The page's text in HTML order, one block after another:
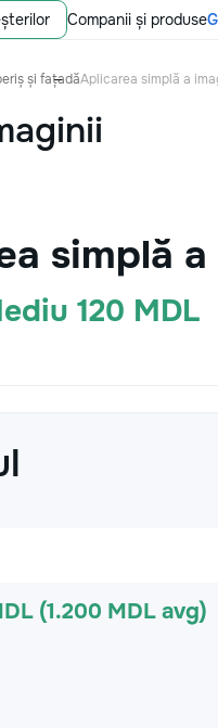
Companii și produse
și fațadăAplicarea simplă a
simplă
120 MDL
(1.200 MDL avg)